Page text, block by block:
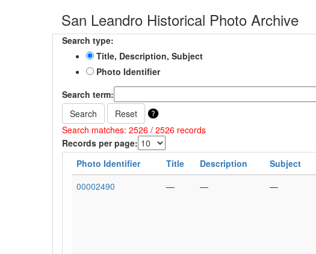
San Leandro Historical Photo Archive
Search type:
Title, Description, Subject
Photo Identifier
Search term:
Search
Reset
Search matches: 2526 / 2526 records
Records per page:
Photo Identifier
Title Description Subject
00002490
— — —